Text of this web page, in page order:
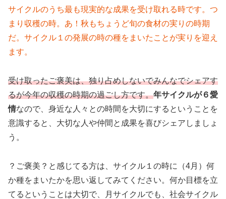
サイクルのうち最も現実的な成果を受け取れる時です。つ
まり収穫の時。あ！秋もちょうど旬の食材の実りの時期
だ。サイクル１の発展の時の種をまいたことが実りを迎え
ます。
受け取ったご褒美は、独り占めしないでみんなでシェアす
るが今年の収穫の時期の過ごし方です。年サイクルが６愛
情なので、身近な人々との時間を大切にするということを
意識すると、大切な人や仲間と成果を喜びシェアしましょ
う。
？ご褒美？と感じてる方は、サイクル１の時に（4月）何
か種をまいたかを思い返してみてください。何か目標を立
てるということは大切で、月サイクルでも、社会サイクル